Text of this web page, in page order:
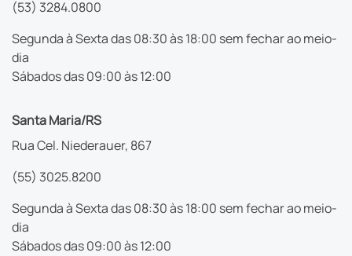
(53) 3284.0800
Segunda à Sexta das 08:30 às 18:00 sem fechar ao meio-
dia
Sábados das 09:00 às 12:00
Santa Maria/RS
Rua Cel. Niederauer, 867
(55) 3025.8200
Segunda à Sexta das 08:30 às 18:00 sem fechar ao meio-
dia
Sábados das 09:00 às 12:00